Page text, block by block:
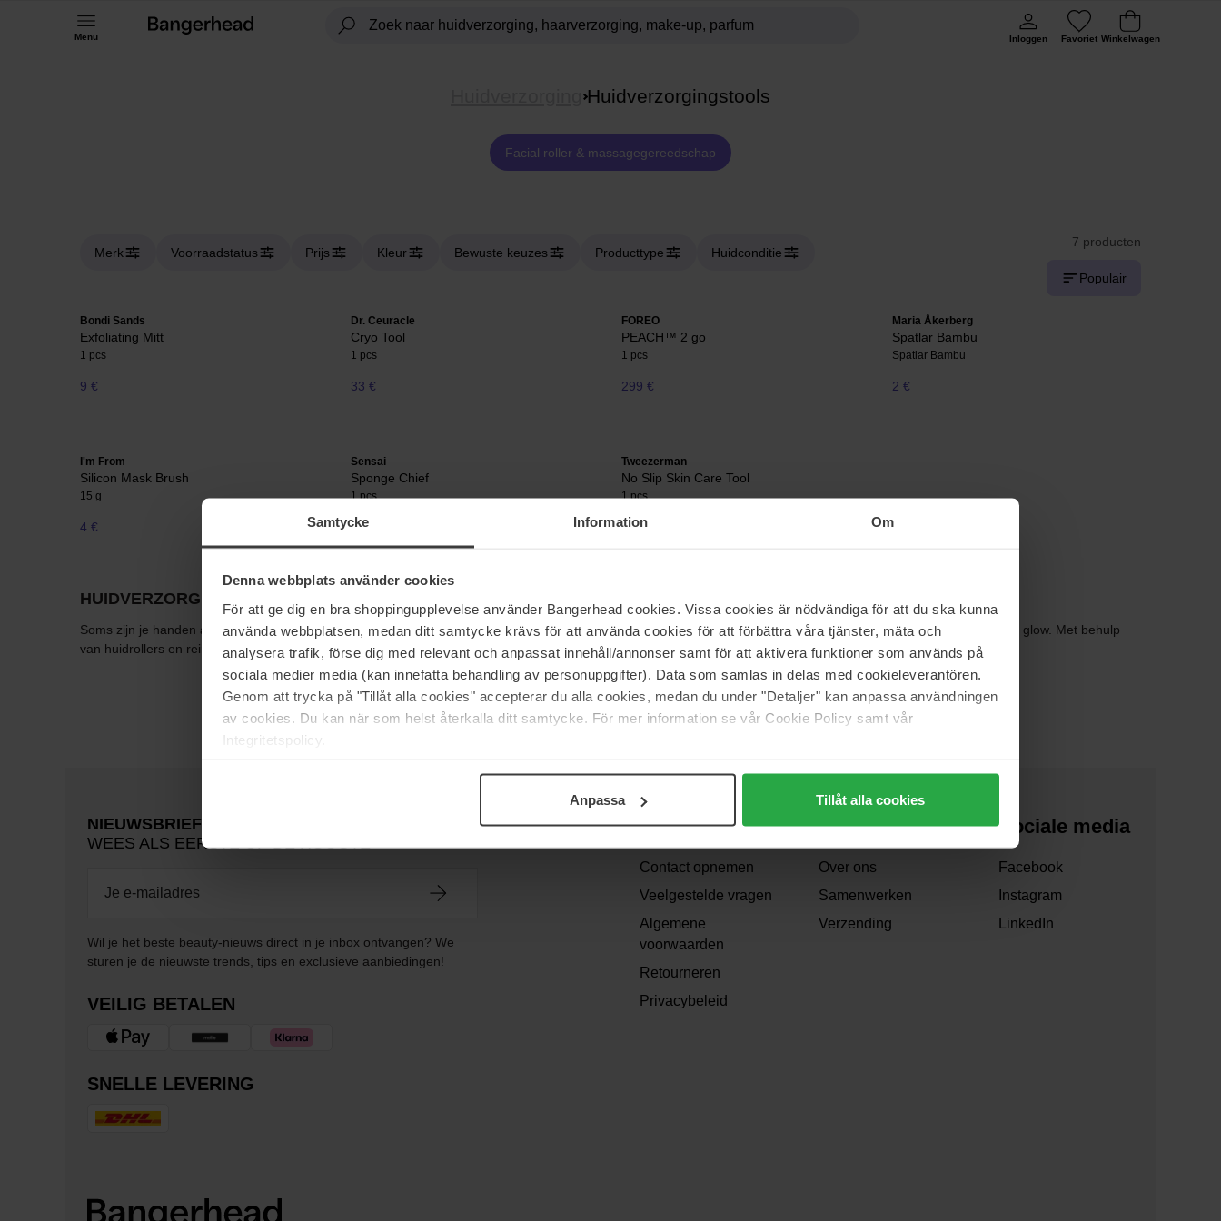
Samtycke Information Om
Denna webbplats använder cookies
För att ge dig en bra shoppingupplevelse använder Bangerhead cookies. Vissa cookies är nödvändiga för att du ska kunna
använda webbplatsen, medan ditt samtycke krävs för att använda cookies för att förbättra våra tjänster, mäta och
analysera trafik, förse dig med relevant och anpassat innehåll/annonser samt för att aktivera funktioner som används på
sociala medier media (kan innefatta behandling av personuppgifter). Data som samlas in delas med cookieleverantören.
Genom att trycka på "Tillåt alla cookies" accepterar du alla cookies, medan du under "Detaljer" kan anpassa användningen
av cookies. Du kan när som helst återkalla ditt samtycke. För mer information se vår Cookie Policy samt vår
Integritetspolicy.
Anpassa Tillåt alla cookies
Menu Inloggen Favoriet Winkelwagen
Huidverzorgingstools
Facial roller & massagegereedschap
Merk Voorraadstatus Prijs Kleur Bewuste keuzes Producttype Huidconditie
7 producten
Populair
Bondi Sands
Exfoliating Mitt
1 pcs
9 €
Dr. Ceuracle
Cryo Tool
1 pcs
33 €
FOREO
PEACH™ 2 go
1 pcs
299 €
Maria Åkerberg
Spatlar Bambu
Spatlar Bambu
2 €
I'm From
Silicon Mask Brush
15 g
4 €
Sensai
Sponge Chief
1 pcs
15 €
Tweezerman
No Slip Skin Care Tool
1 pcs
19 €
HUIDVERZORGINGSTOOLS
Soms zijn je handen alleen niet genoeg, maar gelukkig zijn er reinigingstools die je kunt gebruiken voor een fris gevoel en een levendige uitstraling met fantastische glow. Met behulp
van huidrollers en reinigingsborstels krijg je schone poriën en een mooie glow. Bovendien vergroten ze het effect van volgende behandelingen.
NIEUWSBRIEF
WEES ALS EERSTE OP DE HOOGTE
Wil je het beste beauty-nieuws direct in je inbox ontvangen? We
sturen je de nieuwste trends, tips en exclusieve aanbiedingen!
VEILIG BETALEN
SNELLE LEVERING
Support
Contact opnemen
Veelgestelde vragen
Algemene
voorwaarden
Retourneren
Privacybeleid
Over ons
Over ons
Samenwerken
Verzending
Sociale media
Facebook
Instagram
LinkedIn